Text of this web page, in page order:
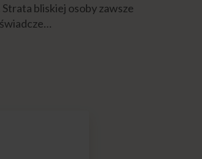
Strata bliskiej osoby zawsze